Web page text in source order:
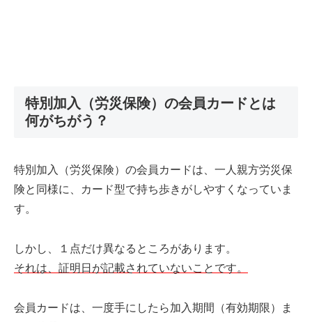
特別加入（労災保険）の会員カードとは
何がちがう？
特別加入（労災保険）の会員カードは、一人親方労災保
険と同様に、カード型で持ち歩きがしやすくなっていま
す。
しかし、１点だけ異なるところがあります。
それは、証明日が記載されていないことです。
会員カードは、一度手にしたら加入期間（有効期限）ま